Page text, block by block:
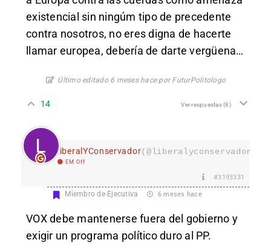
existencial sin ningúm tipo de precedente
contra nosotros, no eres digna de hacerte
llamar europea, debería de darte vergüena…
Último editado 6 meses hace por FuturPolitologo
14 Ver respuestas(8)
LiberalYConservador
EM Off
#3193331
Miembro de Ejecutiva 6 meses hace
VOX debe mantenerse fuera del gobierno y
exigir un programa político duro al PP.